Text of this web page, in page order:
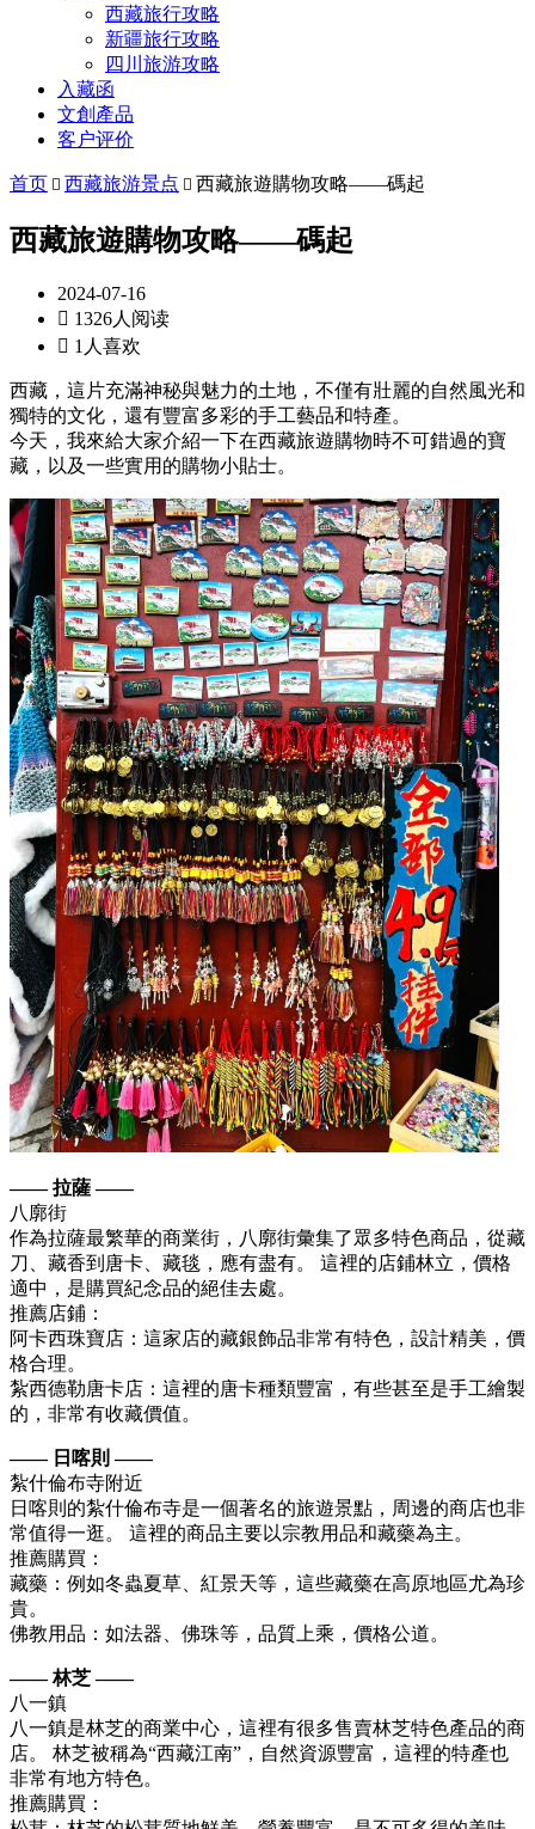
西藏旅行攻略
新疆旅行攻略
四川旅游攻略
入藏函
文創產品
客户评价
首页  西藏旅游景点  西藏旅遊購物攻略——碼起
西藏旅遊購物攻略——碼起
2024-07-16
 1326人阅读
 1人喜欢
西藏，這片充滿神秘與魅力的土地，不僅有壯麗的自然風光和
獨特的文化，還有豐富多彩的手工藝品和特產。
今天，我來給大家介紹一下在西藏旅遊購物時不可錯過的寶
藏，以及一些實用的購物小貼士。
—— 拉薩 ——
八廓街
作為拉薩最繁華的商業街，八廓街彙集了眾多特色商品，從藏
刀、藏香到唐卡、藏毯，應有盡有。 這裡的店鋪林立，價格
適中，是購買紀念品的絕佳去處。
推薦店鋪：
阿卡西珠寶店：這家店的藏銀飾品非常有特色，設計精美，價
格合理。
紮西德勒唐卡店：這裡的唐卡種類豐富，有些甚至是手工繪製
的，非常有收藏價值。
—— 日喀則 ——
紮什倫布寺附近
日喀則的紮什倫布寺是一個著名的旅遊景點，周邊的商店也非
常值得一逛。 這裡的商品主要以宗教用品和藏藥為主。
推薦購買：
藏藥：例如冬蟲夏草、紅景天等，這些藏藥在高原地區尤為珍
貴。
佛教用品：如法器、佛珠等，品質上乘，價格公道。
—— 林芝 ——
八一鎮
八一鎮是林芝的商業中心，這裡有很多售賣林芝特色產品的商
店。 林芝被稱為“西藏江南”，自然資源豐富，這裡的特產也
非常有地方特色。
推薦購買：